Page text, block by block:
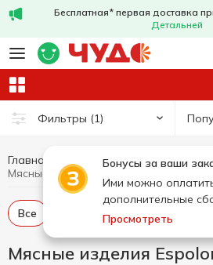
Бесплатная* первая доставка
Детальней
Фильтры (1)
Бонусы за ваши
Ими можно
дополнительные
Просмотреть
Главная Мясо и колбасные изделия
Мясные изделия Espolon
Все
Мясные изделия